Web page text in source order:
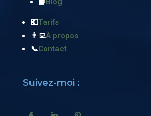
💶Tarifs
👨‍💻À propos
📞Contact
Suivez-moi :